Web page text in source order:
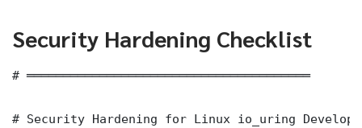
Security Hardening Checklist
# ═══════════════════════════════════════
# Security Hardening for Linux io_uring